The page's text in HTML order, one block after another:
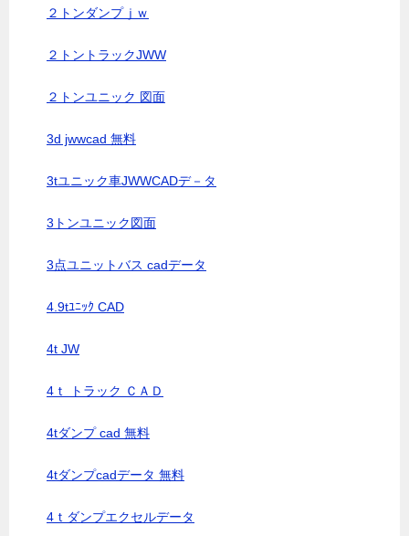
２トンダンプｊｗ
２トントラックJWW
２トンユニック 図面
3d jwwcad 無料
3tユニック車JWWCADデ－タ
3トンユニック図面
3点ユニットバス cadデータ
4.9tﾕﾆｯｸ CAD
4t JW
4ｔ トラック ＣＡＤ
4tダンプ cad 無料
4tダンプcadデータ 無料
4ｔダンプエクセルデータ